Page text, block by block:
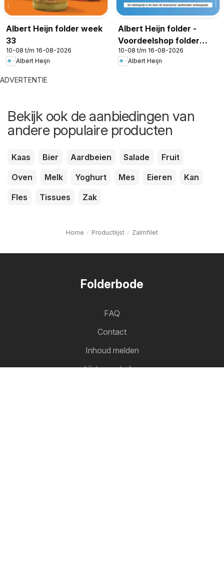
Albert Heijn folder week
33
10-08 t/m 16-08-2026
Albert Heijn
Albert Heijn folder -
Voordeelshop folder
week 33
10-08 t/m 16-08-2026
Albert Heijn
ADVERTENTIE
Bekijk ook de aanbiedingen van
andere populaire producten
Kaas Bier Aardbeien Salade
Fruit
Oven
Melk Yoghurt Mes Eieren
Kan
Fles
Tissues Zak
Home Productlijst Zalmfilet
Folderbode
FAQ
Contact
Inhoud melden
Lijst van steden